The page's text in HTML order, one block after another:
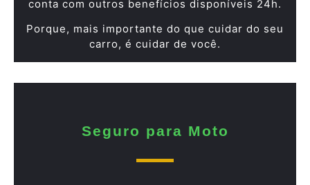
conta com outros benefícios disponíveis 24h.
Porque, mais importante do que cuidar do seu
carro, é cuidar de você.
Seguro para Moto